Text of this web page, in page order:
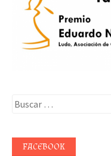
Buscar:
FACEBOOK